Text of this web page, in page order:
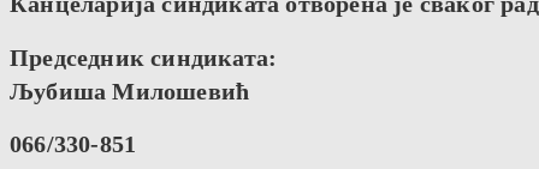
Председник синдиката:
Љубиша Милошевић
066/330-851